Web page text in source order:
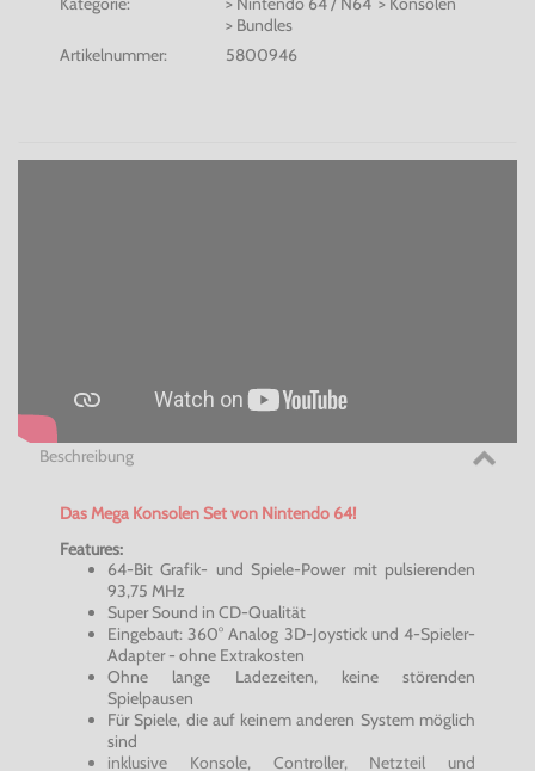
> Bundles
Artikelnummer:
5800946
Beschreibung
Das Mega Konsolen Set von Nintendo 64!
Features:
64-Bit Grafik- und Spiele-Power mit pulsierenden
93,75 MHz
Super Sound in CD-Qualität
Eingebaut: 360° Analog 3D-Joystick und 4-Spieler-
Adapter - ohne Extrakosten
Ohne lange Ladezeiten, keine störenden
Spielpausen
Für Spiele, die auf keinem anderen System möglich
sind
inklusive Konsole, Controller, Netzteil und